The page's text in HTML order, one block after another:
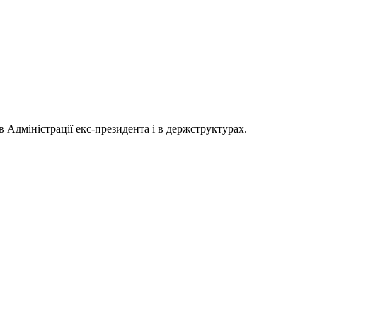
екс-президента і в держструктурах.